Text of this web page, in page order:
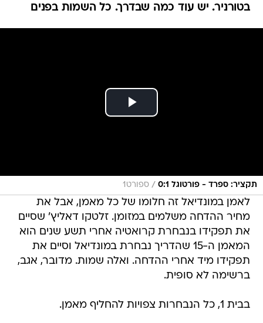
בטורניר. יש עוד כמה שבדרך. כל השמות בפנים
תקציר: ספרד - פורטוגל 0:1 / ספורט1
לאמן במונדיאל זה חלומו של כל מאמן, אבל את
מחיר ההדחה משלמים במזומן. זלטקו דאליץ' שסיים
את תפקידו בנבחרת קרואטיה אחרי תשע שנים הוא
המאמן ה-15 שהדריך נבחרת במונדיאל וסיים את
תפקידו מיד אחרי ההדחה. ואלה שמות. מדובר, אגב,
ברשימה לא סופית.
בבית 1, כל הנבחרות צפויות להחליף מאמן.